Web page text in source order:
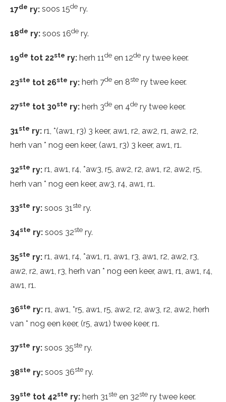
17de ry: soos 15de ry.
18de ry: soos 16de ry.
19de tot 22ste ry: herh 11de en 12de ry twee keer.
23ste tot 26ste ry: herh 7de en 8ste ry twee keer.
27ste tot 30ste ry: herh 3de en 4de ry twee keer.
31ste ry: r1, *(aw1, r3) 3 keer, aw1, r2, aw2, r1, aw2, r2,
herh van * nog een keer, (aw1, r3) 3 keer, aw1, r1.
32ste ry: r1, aw1, r4, *aw3, r5, aw2, r2, aw1, r2, aw2, r5,
herh van * nog een keer, aw3, r4, aw1, r1.
33ste ry: soos 31ste ry.
34ste ry: soos 32ste ry.
35ste ry: r1, aw1, r4, *aw1, r1, aw1, r3, aw1, r2, aw2, r3,
aw2, r2, aw1, r3, herh van * nog een keer, aw1, r1, aw1, r4,
aw1, r1.
36ste ry: r1, aw1, *r5, aw1, r5, aw2, r2, aw3, r2, aw2, herh
van * nog een keer, (r5, aw1) twee keer, r1.
37ste ry: soos 35ste ry.
38ste ry: soos 36ste ry.
39ste tot 42ste ry: herh 31ste en 32ste ry twee keer.